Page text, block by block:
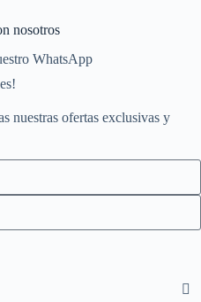
nosotros
WhatsApp
nuestras ofertas exclusivas y